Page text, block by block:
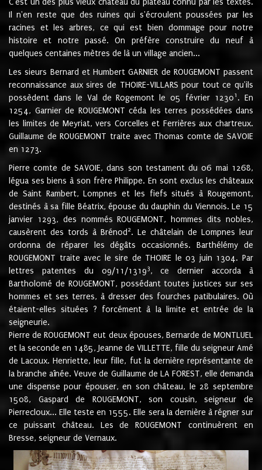
Il n'en reste que des ruines qui s'écroulent poussées par les
racines et les arbres, ce qui est bien dommage pour notre
histoire et notre passé. On préfère construire du neuf à
quelques centaines mètres de là un village ancien...
Les sieurs Bernard et Humbert GARNIER de ROUGEMONT passent
reconnaissance aux sires de THOIRE-VILLARS pour tout ce qu'ils
possèdent dans le Val de Rogemont le 05 février 12301 . En
1254, Garnier de ROUGEMONT céda les terres possédées dans
les limites de Meyriat, vers Corcelles et Ferrières aux chartreux.
Guillaume de ROUGEMONT traite avec Thomas comte de SAVOIE
en 1273.
Pierre comte de SAVOIE, dans son testament du 06 mai 1268,
légua ses biens à son frère Philippe. En sont exclus les châteaux
de Saint Rambert, Lompnes et les fiefs situés à Rougemont,
destinés à sa fille Béatrix, épouse du dauphin du Viennois. Le 15
janvier 1293, des nommés ROUGEMONT, hommes dits nobles,
causèrent des tords à Brénod 2. Le châtelain de Lompnes leur
ordonna de réparer les dégâts occasionnés. Barthélémy de
ROUGEMONT traite avec le sire de THOIRE le 03 juin 1304. Par
lettres patentes du 09/11/13193, ce dernier accorda à
Bartholomé de ROUGEMONT, possédant toutes justices sur ses
hommes et ses terres, à dresser des fourches patibulaires. Où
étaient-elles situées ? forcément à la limite et entrée de la
seigneurie.
Pierre de ROUGEMONT eut deux épouses, Bernarde de MONTLUEL
et la seconde en 1485, Jeanne de VILLETTE, fille du seigneur Amé
de Lacoux. Henriette, leur fille, fut la dernière représentante de
la branche aînée. Veuve de Guillaume de LA FOREST, elle demanda
une dispense pour épouser, en son château, le 28 septembre
1508, Gaspard de ROUGEMONT, son cousin, seigneur de
Pierrecloux... Elle teste en 1555. Elle sera la dernière à régner sur
ce puissant château. Les de ROUGEMONT continuèrent en
Bresse, seigneur de Vernaux.